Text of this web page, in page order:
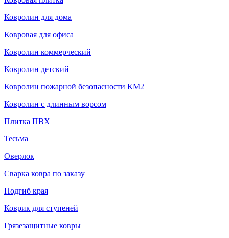
Ковролин для дома
Ковровая для офиса
Ковролин коммерческий
Ковролин детский
Ковролин пожарной безопасности КМ2
Ковролин с длинным ворсом
Плитка ПВХ
Тесьма
Оверлок
Сварка ковра по заказу
Подгиб края
Коврик для ступеней
Грязезащитные ковры